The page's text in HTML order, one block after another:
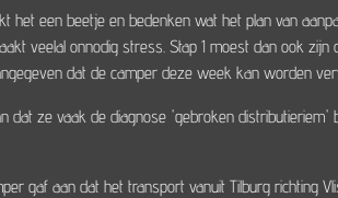
het een beetje en bedenken wat het plan van
veelal onnodig stress. Stap 1 moest dan ook
dat de camper deze week kan worden
dat ze vaak de diagnose 'gebroken
gaf aan dat het transport vanuit Tilburg richting